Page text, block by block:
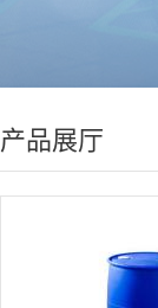
产品展厅